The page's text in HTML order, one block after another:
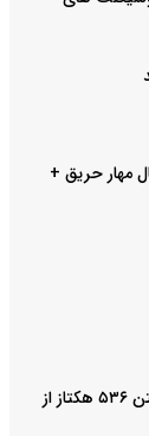
مهار حریق +
آخرین آمار از آسیب های وارد آمده بر میانکاله / سوختن ۵۳۶ هکتاز از